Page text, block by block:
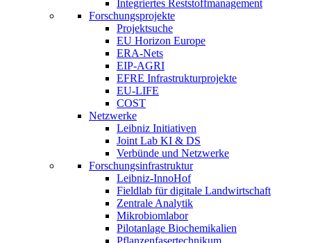
Integriertes Reststoffmanagement
Forschungsprojekte
Projektsuche
EU Horizon Europe
ERA-Nets
EIP-AGRI
EFRE Infrastrukturprojekte
EU-LIFE
COST
Netzwerke
Leibniz Initiativen
Joint Lab KI & DS
Verbünde und Netzwerke
Forschungsinfrastruktur
Leibniz-InnoHof
Fieldlab für digitale Landwirtschaft
Zentrale Analytik
Mikrobiomlabor
Pilotanlage Biochemikalien
Pflanzenfasertechnikum